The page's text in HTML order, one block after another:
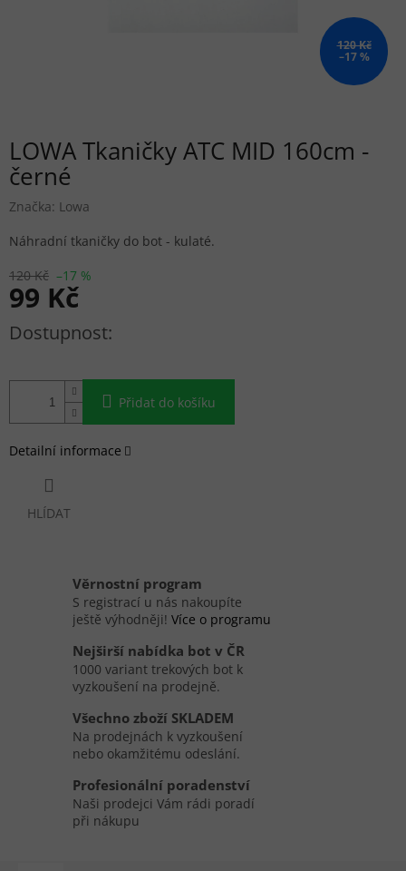
120 Kč
–17 %
LOWA Tkaničky ATC MID 160cm -
černé
Značka: Lowa
120 Kč –17 %
99 Kč
Měrná cena:
Přidat do košíku
Náhradní tkaničky do bot - kulaté.
Detailní informace
HLÍDAT
Věrnostní program
S registrací u nás nakoupíte
ještě výhodněji! Více o programu
Nejširší nabídka bot v ČR
1000 variant trekových bot k
vyzkoušení na prodejně.
Všechno zboží SKLADEM
Na prodejnách k vyzkoušení
nebo okamžitému odeslání.
Profesionální poradenství
Naši prodejci Vám rádi poradí
při nákupu